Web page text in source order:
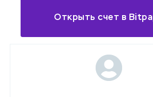
Открыть счет в